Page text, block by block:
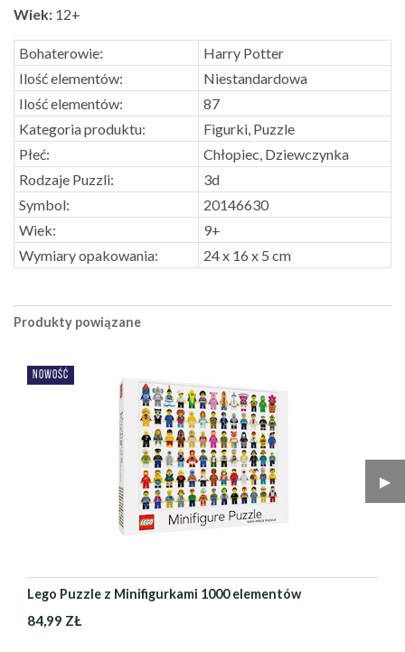
Wiek: 12+
Bohaterowie:
Harry Potter
Ilość elementów:
Niestandardowa
Ilość elementów:
87
Kategoria produktu:
Figurki, Puzzle
Płeć:
Chłopiec, Dziewczynka
Rodzaje Puzzli:
3d
Symbol:
20146630
Wiek:
9+
Wymiary opakowania:
24 x 16 x 5 cm
Produkty powiązane
▶︎
NOWOŚĆ
Lego Puzzle z Minifigurkami 1000 elementów
84,99 ZŁ